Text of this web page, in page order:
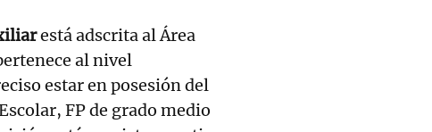
está adscrita al Área
al nivel
estar en posesión del
FP de grado medio